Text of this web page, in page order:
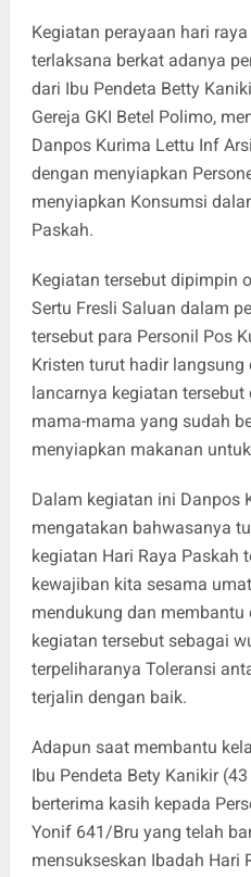
Kegiatan perayaan hari
terlaksana berkat adanya
dari Ibu Pendeta Betty
Gereja GKI Betel Polimo,
Danpos Kurima Lettu Inf
dengan menyiapkan
menyiapkan Konsumsi
Paskah.
Kegiatan tersebut dipimpin
Sertu Fresli Saluan dalam
tersebut para Personil Pos
Kristen turut hadir
lancarnya kegiatan
mama-mama yang sudah
menyiapkan makanan
Dalam kegiatan ini Danpos
mengatakan bahwasanya
kegiatan Hari Raya Paskah
kewajiban kita sesama
mendukung dan
kegiatan tersebut sebagai
terpeliharanya Toleransi
terjalin dengan baik.
Adapun saat membantu
Ibu Pendeta Bety Kanikir
berterima kasih kepada
Yonif 641/Bru yang telah
mensukseskan Ibadah Hari